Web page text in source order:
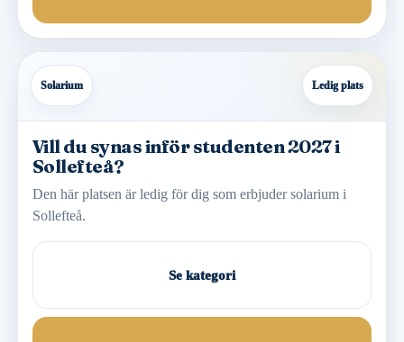
Solarium Ledig plats
Vill du synas inför studenten 2027 i
Sollefteå?
Den här platsen är ledig för dig som erbjuder solarium i
Sollefteå.
Se kategori